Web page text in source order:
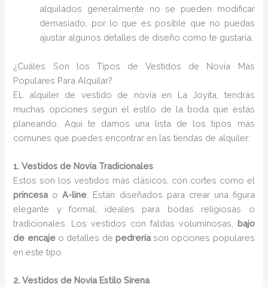
alquilados generalmente no se pueden modificar
demasiado, por lo que es posible que no puedas
ajustar algunos detalles de diseño como te gustaría.
¿Cuáles Son los Tipos de Vestidos de Novia Más
Populares Para Alquilar?
EL alquiler de vestido de novia en La Joyita, tendrás
muchas opciones según el estilo de la boda que estás
planeando. Aquí te damos una lista de los tipos más
comunes que puedes encontrar en las tiendas de alquiler:
1. Vestidos de Novia Tradicionales
Estos son los vestidos más clásicos, con cortes como el
princesaoA-line . Están diseñados para crear una figura
elegante y formal, ideales para bodas religiosas o
tradicionales. Los vestidos con faldas voluminosas, bajo
de encajeo detalles de pedreríason opciones populares
en este tipo.
2. Vestidos de Novia Estilo Sirena